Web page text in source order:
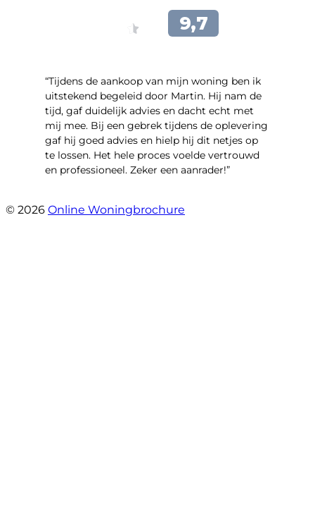
“Tijdens de aankoop van mijn woning ben ik
uitstekend begeleid door Martin. Hij nam de
tijd, gaf duidelijk advies en dacht echt met
mij mee. Bij een gebrek tijdens de oplevering
gaf hij goed advies en hielp hij dit netjes op
te lossen. Het hele proces voelde vertrouwd
en professioneel. Zeker een aanrader!”
© 2026 Online Woningbrochure